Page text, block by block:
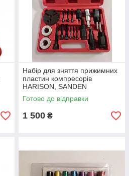
Набір для зняття прижимних
пластин компресорів
HARISON, SANDEN
Готово до відправки
1 500 ₴